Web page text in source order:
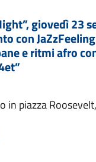
giovedì 23
con
e ritmi afro
in piazza